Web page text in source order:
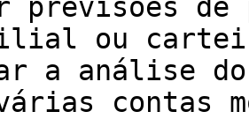
previsões de
ou
a análise
contas